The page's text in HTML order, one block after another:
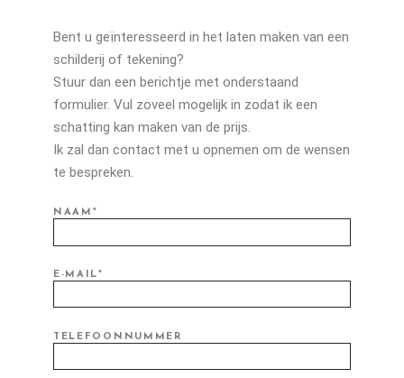
Bent u geïnteresseerd in het laten maken van een
schilderij of tekening?
Stuur dan een berichtje met onderstaand
formulier. Vul zoveel mogelijk in zodat ik een
schatting kan maken van de prijs.
Ik zal dan contact met u opnemen om de wensen
te bespreken.
NAAM*
E-MAIL*
TELEFOONNUMMER